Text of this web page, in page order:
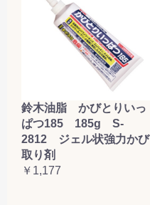
鈴木油脂 かびとりいっ
ぱつ185 185g S-
2812 ジェル状強力かび
取り剤
￥1,177